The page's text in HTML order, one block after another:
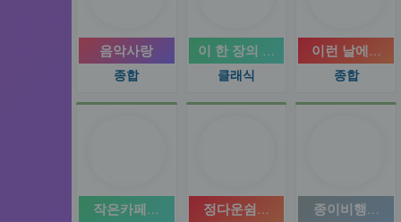
음악사랑
종합
이 한 장의 명반
클래식
이런 날에는
종합
작은카페큰울림 정다운쉼터7080 종이비행기